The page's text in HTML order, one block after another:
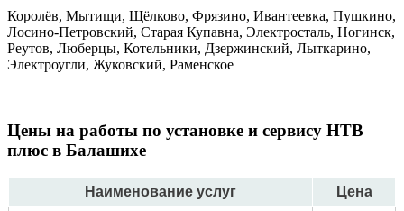
Королёв, Мытищи, Щёлково, Фрязино, Ивантеевка, Пушкино,
Лосино-Петровский, Старая Купавна, Электросталь, Ногинск,
Реутов, Люберцы, Котельники, Дзержинский, Лыткарино,
Электроугли, Жуковский, Раменское
Цены на работы по установке и сервису НТВ
плюс в Балашихе
Наименование услуг
Цена